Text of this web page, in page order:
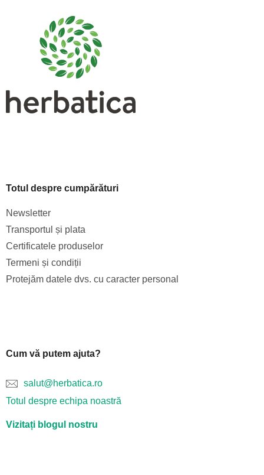
Totul despre cumpărături
Newsletter
Transportul și plata
Certificatele produselor
Termeni și condiții
Protejăm datele dvs. cu caracter personal
Cum vă putem ajuta?
salut@herbatica.ro
Totul despre echipa noastră
Vizitați blogul nostru